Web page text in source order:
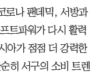
로나 팬데믹, 서방과
트파워가 다시 활력
아가 점점 더 강력한
히 서구의 소비 트렌